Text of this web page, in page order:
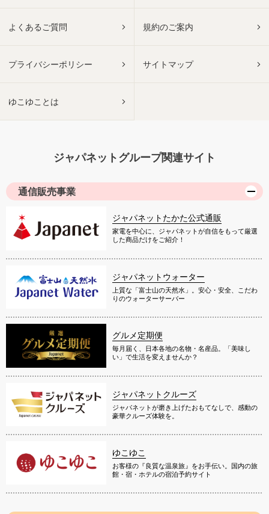
よくあるご質問 規約のご案内
プライバシーポリシー サイトマップ
ゆこゆことは
ジャパネットグループ関連サイト
通信販売事業
ジャパネットたかた公式通販
家電を中心に、ジャパネットが自信をもって厳選
した商品だけをご紹介！
ジャパネットウォーター
上質な「富士山の天然水」。安心・安全、こだわ
りのウォーターサーバー
グルメ定期便
毎月届く、日本各地の名物・名産品。「美味し
い」で生活を変えませんか？
ジャパネットクルーズ
ジャパネットが磨き上げたおもてなしで、感動の
豪華クルーズ体験を。
ゆこゆこ
お客様の『良質な温泉旅』をお手伝い。国内の旅
館・宿・ホテルの宿泊予約サイト